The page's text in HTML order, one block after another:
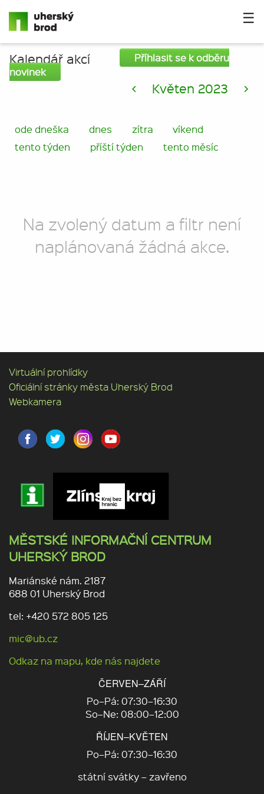
☰
Kalendář akcí
Příhlasit se k odběru
novinek
< Květen 2023 >
ode dneška dnes zítra
víkend
tento týden
příští týden tento měsíc
Na zvolený datum a filtr není
naplánovaná žádná akce.
Virtuální prohlídky
Oficiální stránky města Uherský Brod
Webkamera
MĚSTSKÉ INFORMAČNÍ CENTRUM
UHERSKÝ BROD
Mariánské nám. 2187
688 01 Uherský Brod
tel: +420 572 805 125
mic@ub.cz
Odkaz na mapu, kde nás najdete
ČERVEN–ZÁŘÍ
Po–Pá: 07:30–16:30
So–Ne: 08:00–12:00
ŘÍJEN–KVĚTEN
Po–Pá: 07:30–16:30
státní svátky – zavřeno